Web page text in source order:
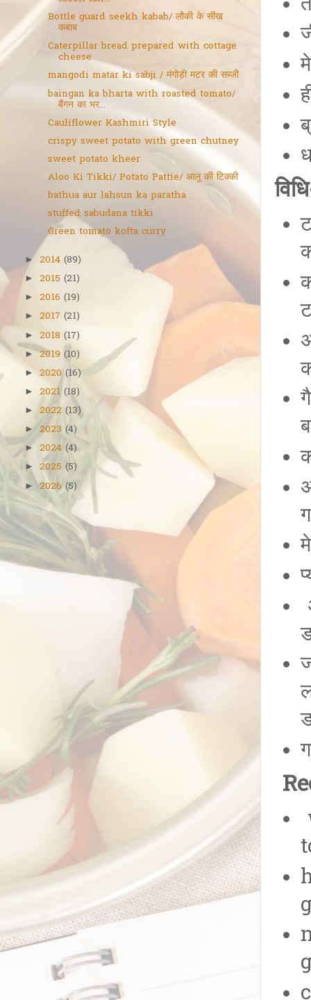
Bottle guard seekh kabab/ लौकी के सींख
कबाब
Caterpillar bread prepared with cottage
cheese
mangodi matar ki sabji / मंगोड़ी मटर की सब्जी
baingan ka bharta with roasted tomato/
बैंगन का भर...
Cauliflower Kashmiri Style
crispy sweet potato with green chutney
sweet potato kheer
Aloo Ki Tikki/ Potato Pattie/ आलू की टिक्की
bathua aur lahsun ka paratha
stuffed sabudana tikki
Green tomato kofta curry
► 2014 (89)
► 2015 (21)
► 2016 (19)
► 2017 (21)
► 2018 (17)
►2019 (10)
► 2020 (16)
► 2021 (18)
► 2022 (13)
► 2023 (4)
► 2024 (4)
► 2025 (5)
►2026 (5)